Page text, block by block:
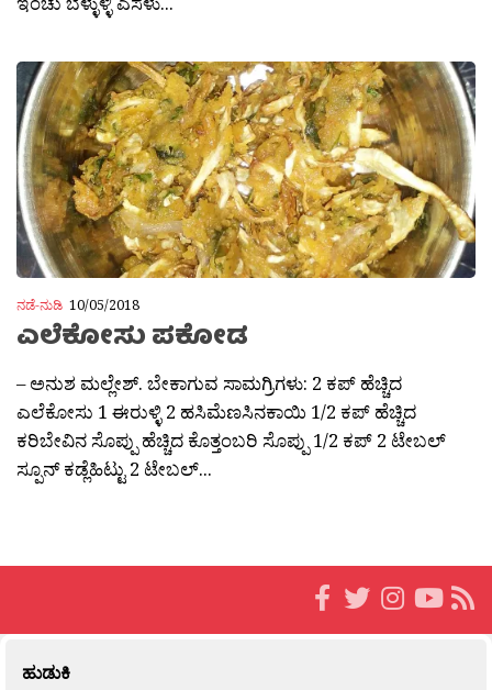
ನಡೆ-ನುಡಿ 10/05/2018
ಎಲೆಕೋಸು ಪಕೋಡ
– ಅನುಶ ಮಲ್ಲೇಶ್. ಬೇಕಾಗುವ ಸಾಮಗ್ರಿಗಳು: 2 ಕಪ್ ಹೆಚ್ಚಿದ
ಎಲೆಕೋಸು 1 ಈರುಳ್ಳಿ 2 ಹಸಿಮೆಣಸಿನಕಾಯಿ 1/2 ಕಪ್ ಹೆಚ್ಚಿದ
ಕರಿಬೇವಿನ ಸೊಪ್ಪು ಹೆಚ್ಚಿದ ಕೊತ್ತಂಬರಿ ಸೊಪ್ಪು 1/2 ಕಪ್ 2 ಟೇಬಲ್
ಸ್ಪೂನ್ ಕಡ್ಲೆಹಿಟ್ಟು 2 ಟೇಬಲ್...
ಹುಡುಕಿ